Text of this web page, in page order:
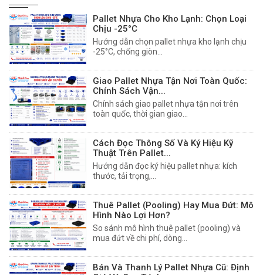
Pallet Nhựa Cho Kho Lạnh: Chọn Loại
Chịu -25°C
Hướng dẫn chọn pallet nhựa kho lạnh chịu
-25°C, chống giòn...
Giao Pallet Nhựa Tận Nơi Toàn Quốc:
Chính Sách Vận...
Chính sách giao pallet nhựa tận nơi trên
toàn quốc, thời gian giao...
Cách Đọc Thông Số Và Ký Hiệu Kỹ
Thuật Trên Pallet...
Hướng dẫn đọc ký hiệu pallet nhựa: kích
thước, tải trọng,...
Thuê Pallet (Pooling) Hay Mua Đứt: Mô
Hình Nào Lợi Hơn?
So sánh mô hình thuê pallet (pooling) và
mua đứt về chi phí, dòng...
Bán Và Thanh Lý Pallet Nhựa Cũ: Định